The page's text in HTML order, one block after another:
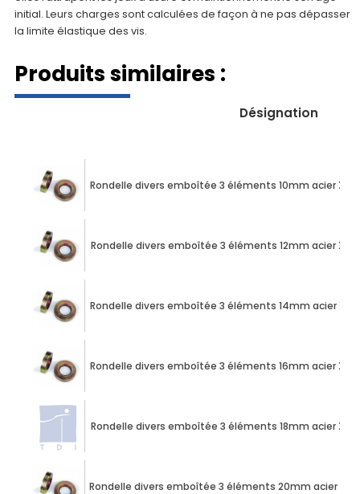
initial. Leurs charges sont calculées de façon à ne pas dépasser
la limite élastique des vis.
Produits similaires :
Désignation
Rondelle divers emboîtée 3 éléments 10mm acier
Rondelle divers emboîtée 3 éléments 12mm acier
Rondelle divers emboîtée 3 éléments 14mm acier
Rondelle divers emboîtée 3 éléments 16mm acier
Rondelle divers emboîtée 3 éléments 18mm acier
Rondelle divers emboîtée 3 éléments 20mm acier